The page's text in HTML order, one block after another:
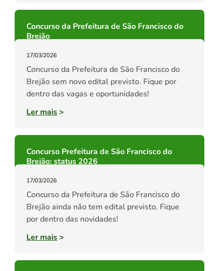
Concurso da Prefeitura de São Francisco do
Brejão
17/03/2026
Concurso da Prefeitura de São Francisco do
Brejão sem novo edital previsto. Fique por
dentro das vagas e oportunidades!
Ler mais>
Concurso Prefeitura de São Francisco do
Brejão: status 2026
17/03/2026
Concurso da Prefeitura de São Francisco do
Brejão ainda não tem edital previsto. Fique
por dentro das novidades!
Ler mais>